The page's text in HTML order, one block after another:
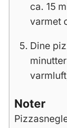
ca. 15
varmet
Dine
Noter